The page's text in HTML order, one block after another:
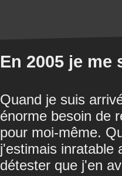
En 2005 je
Quand je suis
énorme besoin de
pour moi-même.
j'estimais inratable
détester que j'en